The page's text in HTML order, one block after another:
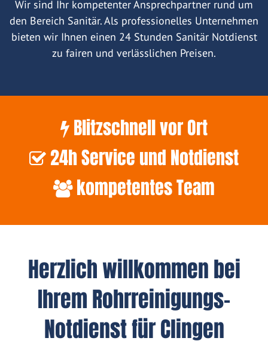
Wir sind Ihr kompetenter Ansprechpartner rund um
den Bereich Sanitär. Als professionelles Unternehmen
bieten wir Ihnen einen 24 Stunden Sanitär Notdienst
zu fairen und verlässlichen Preisen.
Blitzschnell vor Ort
24h Service und Notdienst
kompetentes Team
Herzlich willkommen bei
Ihrem Rohrreinigungs-
Notdienst für Clingen